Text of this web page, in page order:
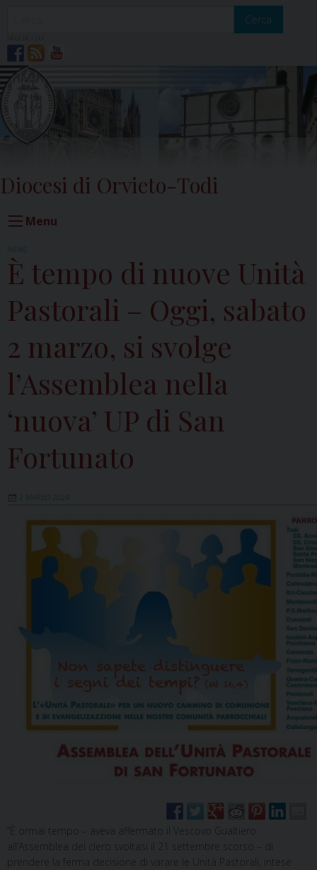
Cerca
Diocesi di Orvieto-Todi
Menu
NEWS
È tempo di nuove Unità
Pastorali – Oggi, sabato
2 marzo, si svolge
l’Assemblea nella
‘nuova’ UP di San
Fortunato
2 MARZO 2024
“È ormai tempo – aveva affermato il Vescovo Gualtiero
all’Assemblea del clero svoltasi il 21 settembre scorso – di
prendere la ferma decisione di varare le Unità Pastorali, intese